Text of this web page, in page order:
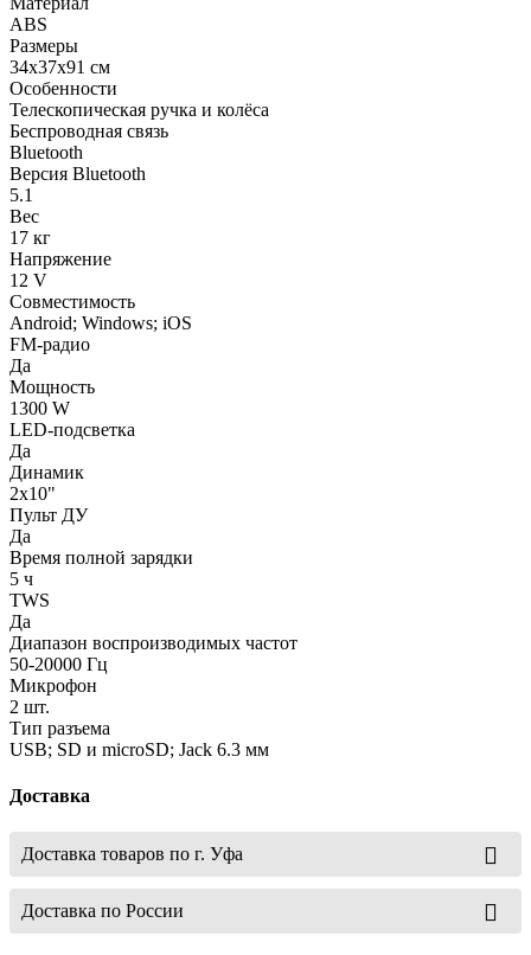
ABS
Размеры
34х37х91 см
Особенности
Телескопическая ручка и колёса
Беспроводная связь
Bluetooth
Версия Bluetooth
5.1
Вес
17 кг
Напряжение
12 V
Совместимость
Android; Windows; iOS
FM-радио
Да
Мощность
1300 W
LED-подсветка
Да
Динамик
2х10"
Пульт ДУ
Да
Время полной зарядки
5 ч
TWS
Да
Диапазон воспроизводимых частот
50-20000 Гц
Микрофон
2 шт.
Тип разъема
USB; SD и microSD; Jack 6.3 мм
Доставка
Доставка товаров по г. Уфа
Доставка по России